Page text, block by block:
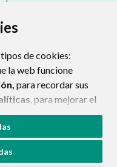
de cookies:
la web funcione
para recordar sus
, para mejorar el
todas”
pulsa el botón